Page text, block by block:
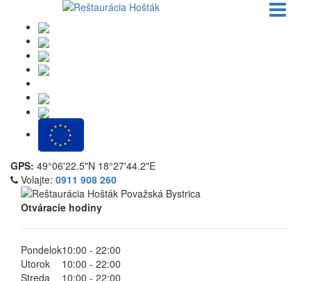
GPS: 49°06'22.5"N 18°27'44.2"E
Volajte: 0911 908 260
Otváracie hodiny
Pondelok10:00 - 22:00
Utorok
10:00 - 22:00
Streda
10:00 - 22:00